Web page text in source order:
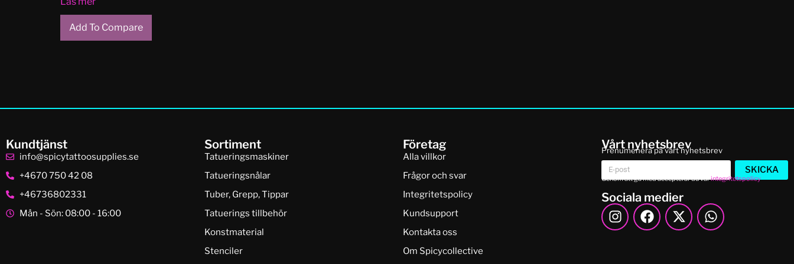
Add To Compare
Kundtjänst
info@spicytattoosupplies.se
+4670 750 42 08
+46736802331
Mån - Sön: 08:00 - 16:00
Sortiment
Tatueringsmaskiner
Tatueringsnålar
Tuber, Grepp, Tippar
Tatuerings tillbehör
Konstmaterial
Stenciler
Företag
Alla villkor
Frågor och svar
Integritetspolicy
Kundsupport
Kontakta oss
Om Spicycollective
Vårt nyhetsbrev
Prenumenera på vårt nyhetsbrev
SKICKA
Genom att gå med accepterar du vårintegritetspolicy
Sociala medier